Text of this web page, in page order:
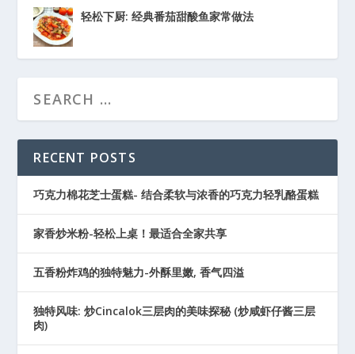
轻松下厨: 经典番茄甜酸鱼家常做法
RECENT POSTS
巧克力棉花芝士蛋糕- 结合柔软与浓香的巧克力轻乳酪蛋糕
家香炒米粉-轻松上桌！最适合全家共享
五香粉炸鸡的独特魅力-外酥里嫩, 香气四溢
独特风味: 炒Cincalok三层肉的美味探秘 (炒咸虾仔酱三层
肉)